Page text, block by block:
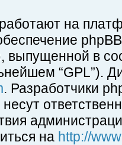
на
выпущенной в
“GPL”).
. Разработчики
несут
на http://